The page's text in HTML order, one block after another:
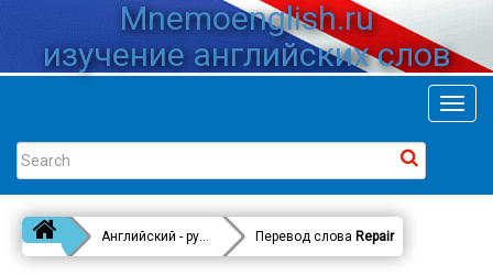
Mnemoenglish.ru
изучение английских слов
Английский - русский Перевод слова Repair